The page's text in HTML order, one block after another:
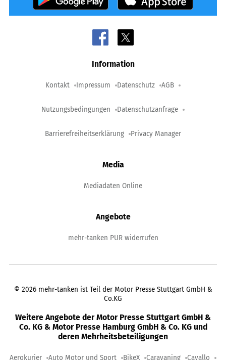
Information
Kontakt Impressum Datenschutz AGB
Nutzungsbedingungen Datenschutzanfrage
Barrierefreiheitserklärung Privacy Manager
Media
Mediadaten Online
Angebote
mehr-tanken PUR widerrufen
© 2026 mehr-tanken ist Teil der Motor Presse Stuttgart GmbH &
Co.KG
Weitere Angebote der Motor Presse Stuttgart GmbH &
Co. KG & Motor Presse Hamburg GmbH & Co. KG und
deren Mehrheitsbeteiligungen
Aerokurier Auto Motor und Sport BikeX Caravaning Cavallo